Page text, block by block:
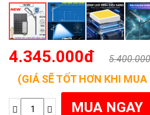
4.345.000đ
(GIÁ SẼ TỐT HƠN KHI